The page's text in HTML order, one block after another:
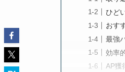
ひど
おす
最強
効率
AP獲